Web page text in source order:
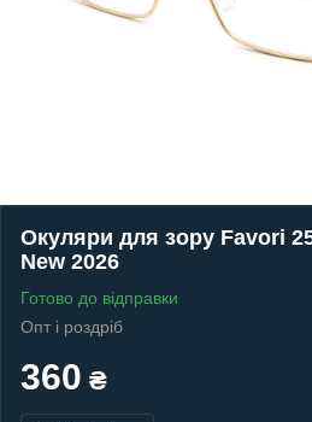
Окуляри для зору Favori
New 2026
Готово до відправки
Опт і роздріб
360 ₴